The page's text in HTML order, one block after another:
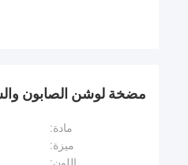
مضخة لوشن الصابون والشامبو
مادة:
ميزة: